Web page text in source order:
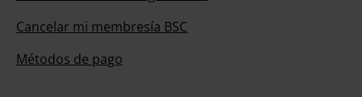
Cancelar mi membresía BSC
Métodos de pago